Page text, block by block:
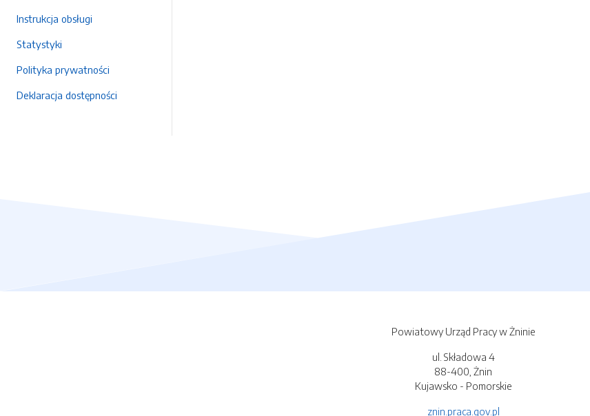
Instrukcja obsługi
Statystyki
Polityka prywatności
Deklaracja dostępności
Powiatowy Urząd Pracy w Żninie
ul. Składowa 4
88-400, Żnin
Kujawsko - Pomorskie
znin.praca.gov.pl